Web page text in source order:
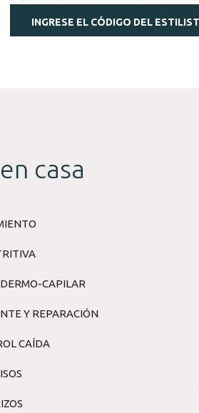
INGRESE EL CÓDIGO DEL
casa
CAPILAR
Y REPARACIÓN
CAÍDA